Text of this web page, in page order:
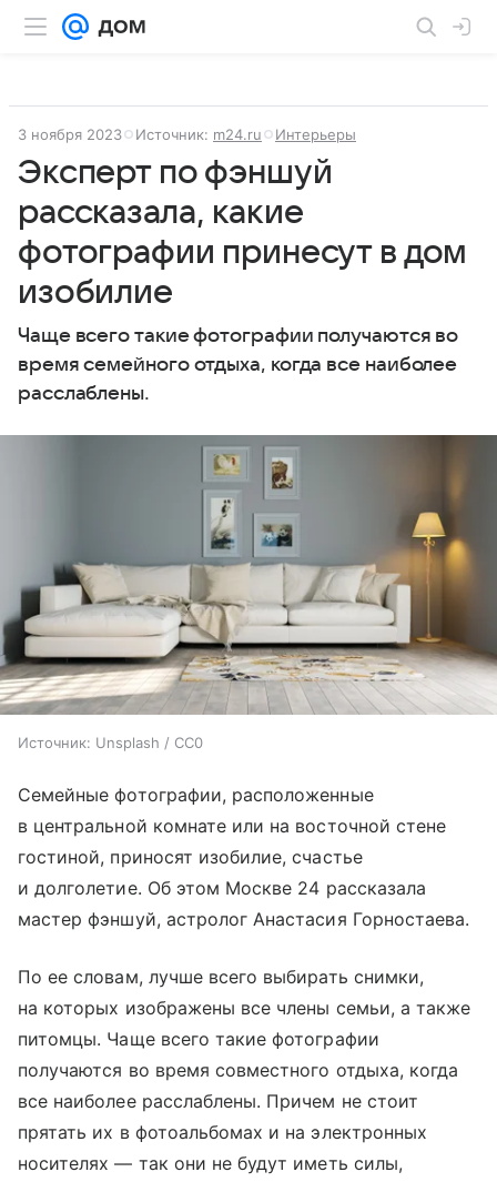
3 ноября 2023 Источник: m24.ru Интерьеры
Эксперт по фэншуй
рассказала, какие
фотографии принесут в дом
изобилие
Чаще всего такие фотографии получаются во
время семейного отдыха, когда все наиболее
расслаблены.
Источник: Unsplash / CC0
Семейные фотографии, расположенные
в центральной комнате или на восточной стене
гостиной, приносят изобилие, счастье
и долголетие. Об этом Москве 24 рассказала
мастер фэншуй, астролог Анастасия Горностаева.
По ее словам, лучше всего выбирать снимки,
на которых изображены все члены семьи, а также
питомцы. Чаще всего такие фотографии
получаются во время совместного отдыха, когда
все наиболее расслаблены. Причем не стоит
прятать их в фотоальбомах и на электронных
носителях — так они не будут иметь силы,